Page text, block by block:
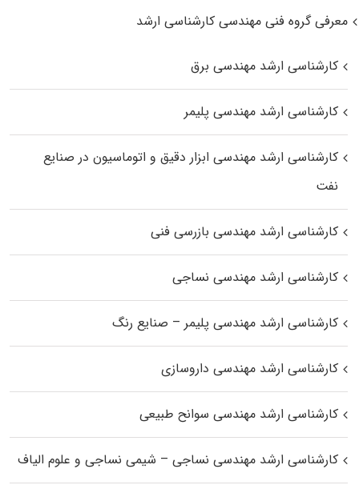
معرفی گروه فنی مهندسی کارشناسی ارشد
کارشناسی ارشد مهندسی برق
کارشناسی ارشد مهندسی پلیمر
کارشناسی ارشد مهندسی ابزار دقیق و اتوماسیون در صنایع
نفت
کارشناسی ارشد مهندسی بازرسی فنی
کارشناسی ارشد مهندسی نساجی
کارشناسی ارشد مهندسی پلیمر – صنایع رنگ
کارشناسی ارشد مهندسی داروسازی
کارشناسی ارشد مهندسی سوانح طبیعی
کارشناسی ارشد مهندسی نساجی – شیمی نساجی و علوم الیاف